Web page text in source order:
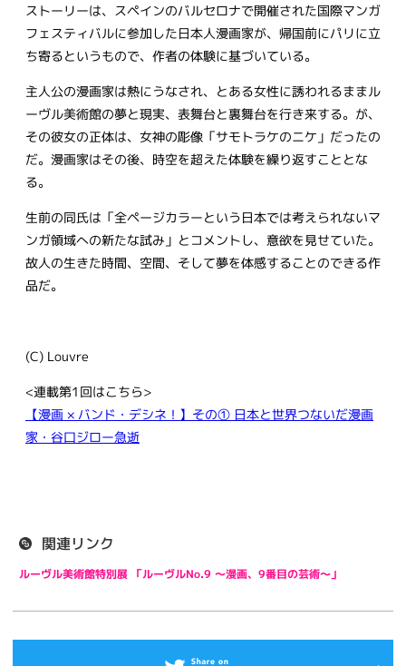
ストーリーは、スペインのバルセロナで開催された国際マンガ
フェスティバルに参加した日本人漫画家が、帰国前にパリに立
ち寄るというもので、作者の体験に基づいている。
主人公の漫画家は熱にうなされ、とある女性に誘われるままル
ーヴル美術館の夢と現実、表舞台と裏舞台を行き来する。が、
その彼女の正体は、女神の彫像「サモトラケのニケ」だったの
だ。漫画家はその後、時空を超えた体験を繰り返すこととな
る。
生前の同氏は「全ページカラーという日本では考えられないマ
ンガ領域への新たな試み」とコメントし、意欲を見せていた。
故人の生きた時間、空間、そして夢を体感することのできる作
品だ。
(C) Louvre
<連載第1回はこちら>
【漫画 × バンド・デシネ！】その① 日本と世界つないだ漫画
家・谷口ジロー急逝
関連リンク
ルーヴル美術館特別展 「ルーヴルNo.9 ～漫画、9番目の芸術～」